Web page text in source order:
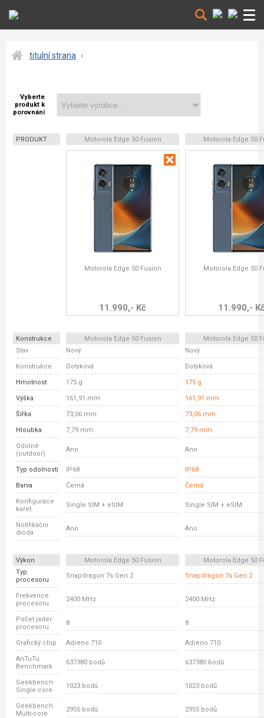
titulní strana
Vyberte
produkt k
porovnání
PRODUKT Motorola Edge 50 Fusion Motorola Edge 50
Motorola Edge 50 Fusion
11.990,- Kč
Motorola Edge 50
11.990,-
Konstrukce Motorola Edge 50 Fusion
Motorola Edge 50
Stav
Nový Nový
Konstrukce Dotyková Dotyková
Hmotnost 175 g 175 g
Výška 161,91 mm 161,91 mm
Šířka 73,06 mm 73,06 mm
Hloubka 7,79 mm 7,79 mm
Odolné
(outdoor)
Ano Ano
Typ odolnosti IP68 IP68
Barva Černá Černá
Konfigurace
karet
Single SIM + eSIM Single SIM + eSIM
Notifikační
dioda
Ano Ano
Výkon Motorola Edge 50 Fusion
Motorola Edge 50
Typ
procesoru
Snapdragon 7s Gen 2 Snapdragon 7s Gen 2
Frekvence
procesoru
2400 MHz 2400 MHz
Počet jader
procesoru
8 8
Grafický chip Adreno 710 Adreno 710
AnTuTu
Benchmark
637380 bodů 637380 bodů
Geekbench
Single-core
1023 bodů 1023 bodů
Geekbench
Multi-core
2955 bodů 2955 bodů